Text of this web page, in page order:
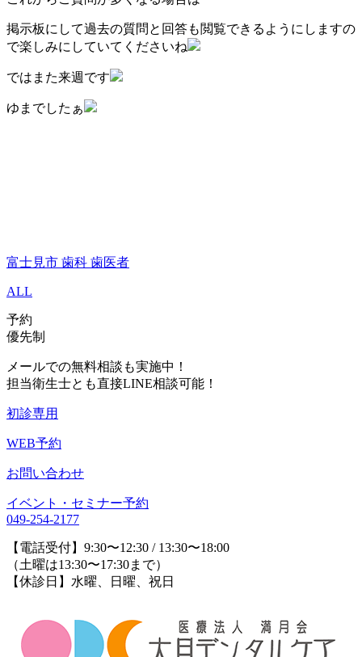
掲示板にして過去の質問と回答も閲覧できるようにしますの
で楽しみにしていてくださいね
ではまた来週です
ゆまでしたぁ
富士見市 歯科 歯医者
ALL
予約
優先制
メールでの無料相談も実施中！
担当衛生士とも直接LINE相談可能！
初診専用
WEB予約
お問い合わせ
イベント・セミナー予約
049-254-2177
【電話受付】9:30〜12:30 / 13:30〜18:00
（土曜は13:30〜17:30まで）
【休診日】水曜、日曜、祝日